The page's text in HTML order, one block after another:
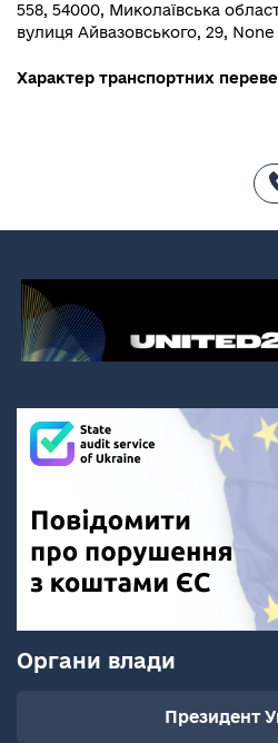
558, 54000, Миколаївська
вулиця Айвазовського, 29, None
Характер транспортних
Органи влади
Президент